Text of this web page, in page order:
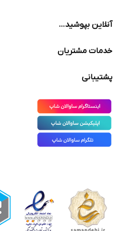
آنلاین بپوشید…
خدمات مشتریان
پشتیبانی